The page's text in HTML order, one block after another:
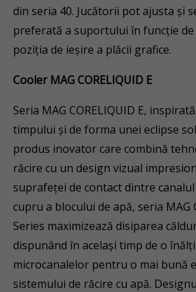
din seria 40. Jucătorii pot ajusta și
preferată a suportului în funcție
poziția de ieșire a plăcii grafice.
Cooler MAG CORELIQUID E
Seria MAG CORELIQUID E,
timpului și de forma unei eclipse
produs inovator care combină
răcire cu un design vizual
suprafeței de contact dintre canalul
cupru a blocului de apă, seria MAG
Series maximizează disiparea
dispunând în același timp de o
microcanalelor pentru o mai bună
sistemului de răcire cu apă.